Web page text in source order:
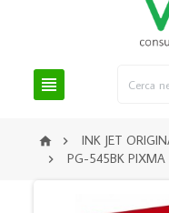

  INK JET
 PG-545BK